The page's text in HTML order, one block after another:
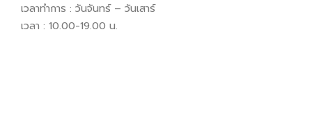
เวลาทำการ : วันจันทร์ – วันเสาร์
เวลา : 10.00-19.00 น.